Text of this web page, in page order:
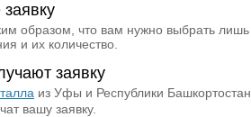
образом, что вам нужно выбрать лишь
и их количество.
заявку
из Уфы и Республики Башкортостан
вашу заявку.